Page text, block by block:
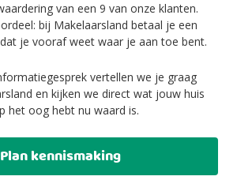
van een 9 van onze klanten.
bij Makelaarsland betaal je een
je vooraf weet waar je aan toe bent.
vertellen we je graag
en kijken we direct wat jouw huis
het oog hebt nu waard is.
Plan kennismaking